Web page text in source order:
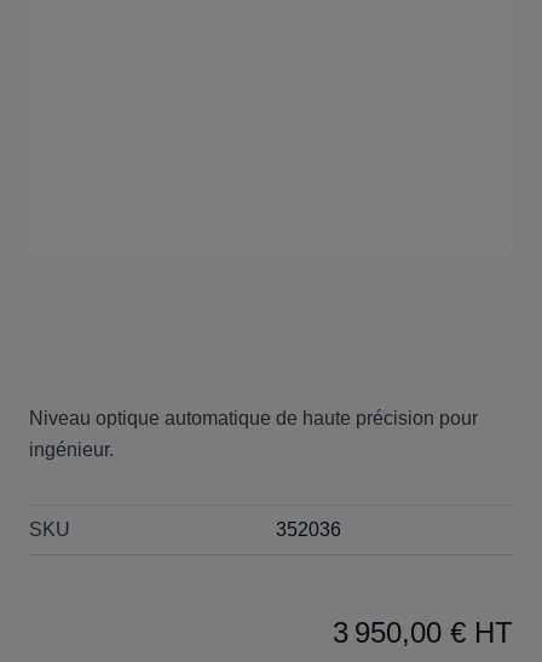
Niveau optique automatique de haute précision pour
ingénieur.
SKU 352036
3 950,00 € HT